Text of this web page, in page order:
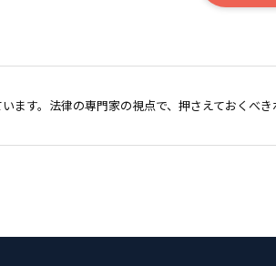
す。法律の専門家の視点で、押さえておくべき